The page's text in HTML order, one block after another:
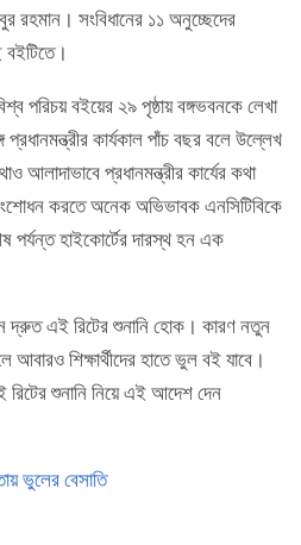
রহমান। সংবিধানের ১১ অনুচ্ছেদের
বইটিতে।
পরিচয় বইয়ের ২৯ পৃষ্ঠায় বঙ্গভবনকে লেখা
কার্যকাল পাঁচ বছর বলে উল্লেখ
আলাদাভাবে প্রধানমন্ত্রীর কার্যের কথা
করতে অনেক অভিভাবক এনসিটিবিকে
পর্যন্ত হাইকোর্টের দারস্থ হন এক
দ্রুত এই রিটের শুনানি হোক। কারণ নতুন
আবারও শিক্ষার্থীদের হাতে ভুল বই যাবে।
শুনানি নিয়ে এই আদেশ দেন
ভুলের বেসাতি